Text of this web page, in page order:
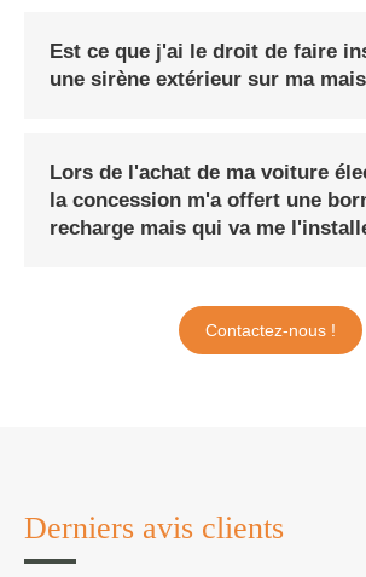
Est ce que j'ai le droit de faire
une sirène extérieur sur ma
Lors de l'achat de ma voiture
la concession m'a offert une
recharge mais qui va me
Contactez-nous !
Derniers avis clients